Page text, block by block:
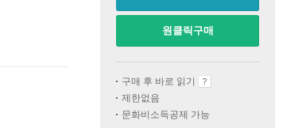
원클릭구매
구매 후 바로 읽기
제한없음
문화비소득공제 가능